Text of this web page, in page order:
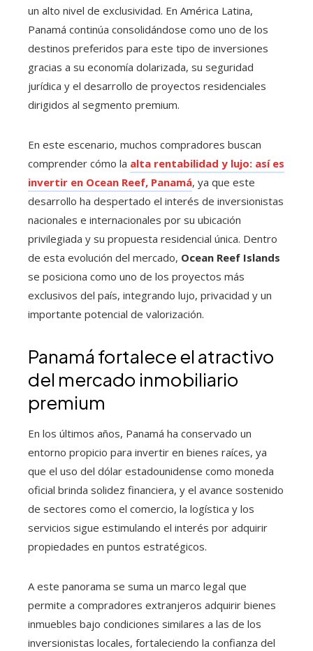
un alto nivel de exclusividad. En América Latina,
Panamá continúa consolidándose como uno de los
destinos preferidos para este tipo de inversiones
gracias a su economía dolarizada, su seguridad
jurídica y el desarrollo de proyectos residenciales
dirigidos al segmento premium.
En este escenario, muchos compradores buscan
comprender cómo la alta rentabilidad y lujo: así es
invertir en Ocean Reef, Panamá, ya que este
desarrollo ha despertado el interés de inversionistas
nacionales e internacionales por su ubicación
privilegiada y su propuesta residencial única. Dentro
de esta evolución del mercado, Ocean Reef Islands
se posiciona como uno de los proyectos más
exclusivos del país, integrando lujo, privacidad y un
importante potencial de valorización.
Panamá fortalece el atractivo
del mercado inmobiliario
premium
En los últimos años, Panamá ha conservado un
entorno propicio para invertir en bienes raíces, ya
que el uso del dólar estadounidense como moneda
oficial brinda solidez financiera, y el avance sostenido
de sectores como el comercio, la logística y los
servicios sigue estimulando el interés por adquirir
propiedades en puntos estratégicos.
A este panorama se suma un marco legal que
permite a compradores extranjeros adquirir bienes
inmuebles bajo condiciones similares a las de los
inversionistas locales, fortaleciendo la confianza del